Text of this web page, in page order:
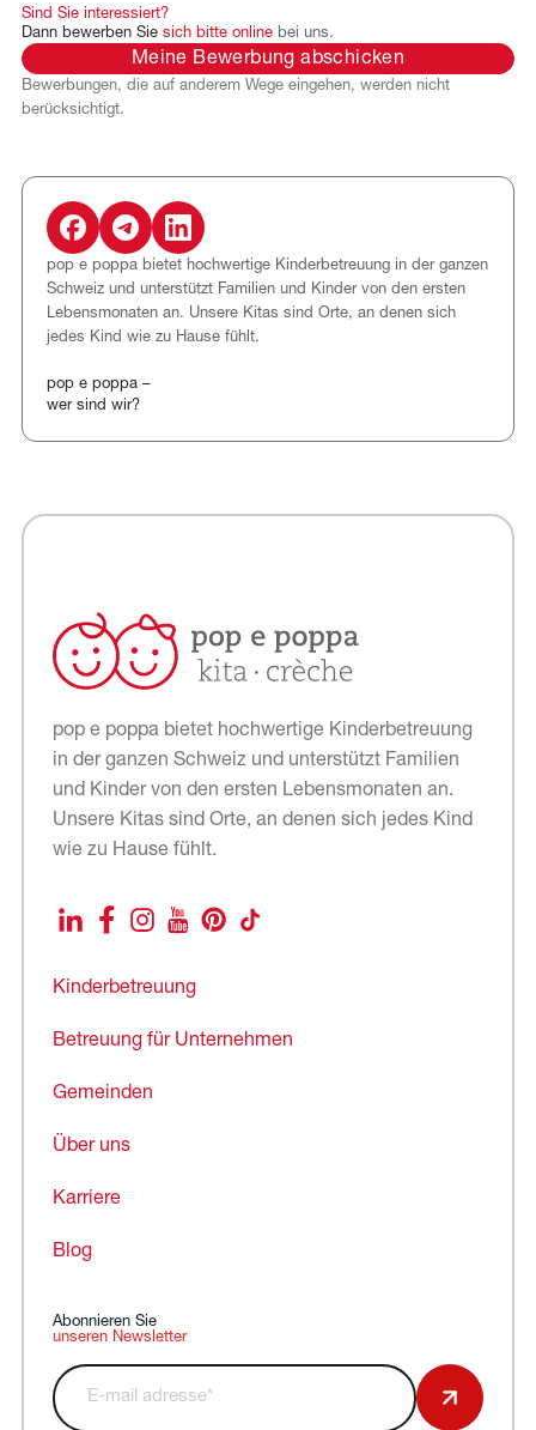
Sind Sie interessiert?
Dann bewerben Sie sich bitte online bei uns.
Meine Bewerbung abschicken
Bewerbungen, die auf anderem Wege eingehen, werden nicht
berücksichtigt.
pop e poppa –
wer sind wir?
pop e poppa bietet hochwertige Kinderbetreuung in der ganzen
Schweiz und unterstützt Familien und Kinder von den ersten
Lebensmonaten an. Unsere Kitas sind Orte, an denen sich
jedes Kind wie zu Hause fühlt.
pop e poppa bietet hochwertige Kinderbetreuung
in der ganzen Schweiz und unterstützt Familien
und Kinder von den ersten Lebensmonaten an.
Unsere Kitas sind Orte, an denen sich jedes Kind
wie zu Hause fühlt.
LinkedInFacebookInstagram
YouTubePinterestTikTok
Kinderbetreuung
Betreuung für Unternehmen
Gemeinden
Über uns
Karriere
Blog
Abonnieren Sie
unseren Newsletter